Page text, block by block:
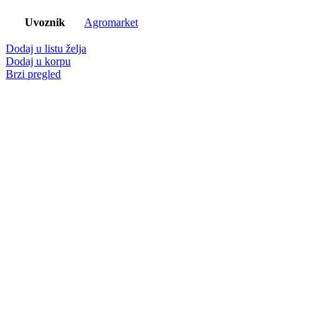
Uvoznik Agromarket
Dodaj u listu želja
Dodaj u korpu
Brzi pregled